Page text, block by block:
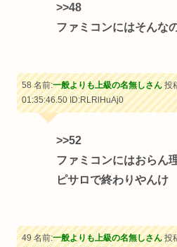
>>48
ファミコンにはそんな
58 名前:一般よりも上級の名無しさん投
01:35:46.50ID:RLRlHuAj0
>>52
ファミコンにはおらん
ピサロで終わりやんけ
49 名前:一般よりも上級の名無しさん投